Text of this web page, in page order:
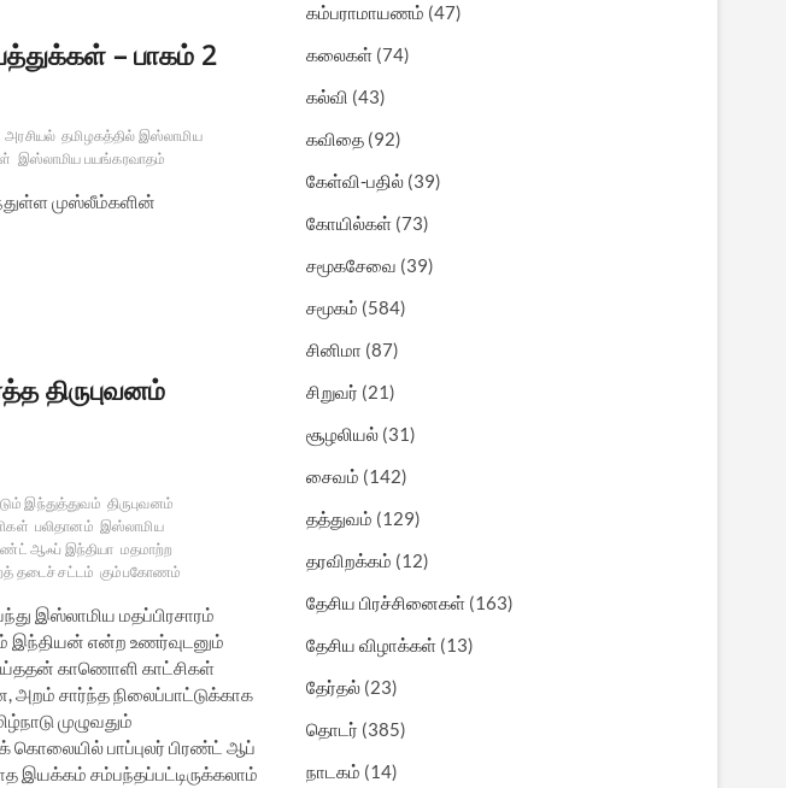
– பாகம் 2
அரசியல் தமிழகத்தில் இஸ்லாமிய
இஸ்லாமிய பயங்கரவாதம்
முஸ்லீம்களின்
திருபுவனம்
இந்துத்துவம் திருபுவனம்
பலிதானம் இஸ்லாமிய
ஆஃப் இந்தியா மதமாற்ற
தடைச் சட்டம் கும்பகோணம்
இஸ்லாமிய மதப்பிரசாரம்
இந்தியன் என்ற உணர்வுடனும்
காணொளி காட்சிகள்
சார்ந்த நிலைப்பாட்டுக்காக
முழுவதும்
கொலையில் பாப்புலர் பிரண்ட் ஆப்
இயக்கம் சம்பந்தப்பட்டிருக்கலாம்
கம்பராமாயணம் (47)
கலைகள் (74)
கல்வி (43)
கவிதை (92)
கேள்வி-பதில் (39)
கோயில்கள் (73)
சமூகசேவை (39)
சமூகம் (584)
சினிமா (87)
சிறுவர் (21)
சூழலியல் (31)
சைவம் (142)
தத்துவம் (129)
தரவிறக்கம் (12)
தேசிய பிரச்சினைகள் (163)
தேசிய விழாக்கள் (13)
தேர்தல் (23)
தொடர் (385)
நாடகம் (14)